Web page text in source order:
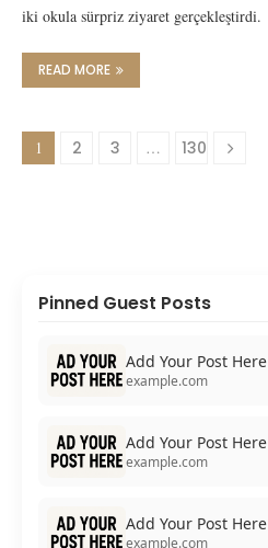
iki okula sürpriz ziyaret gerçekleştirdi.
READ MORE
1 2 3 … 130
Pinned Guest Posts
Add Your Post Here
example.com
Add Your Post Here
example.com
Add Your Post Here
example.com